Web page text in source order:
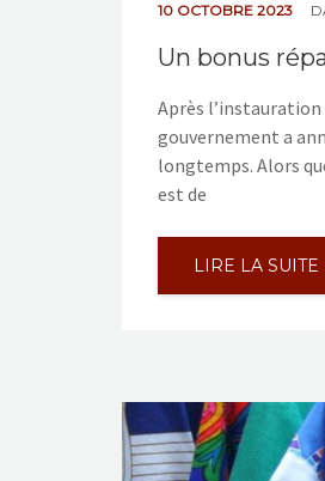
10 OCTOBRE 2023
Un bonus
Après
gouvernement a
longtemps. Alors
est de
LIRE LA SUITE